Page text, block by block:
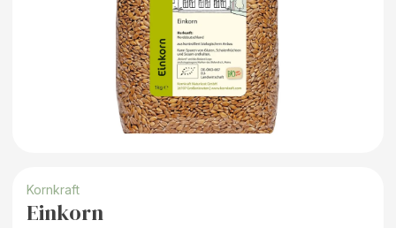
Kornkraft
Einkorn